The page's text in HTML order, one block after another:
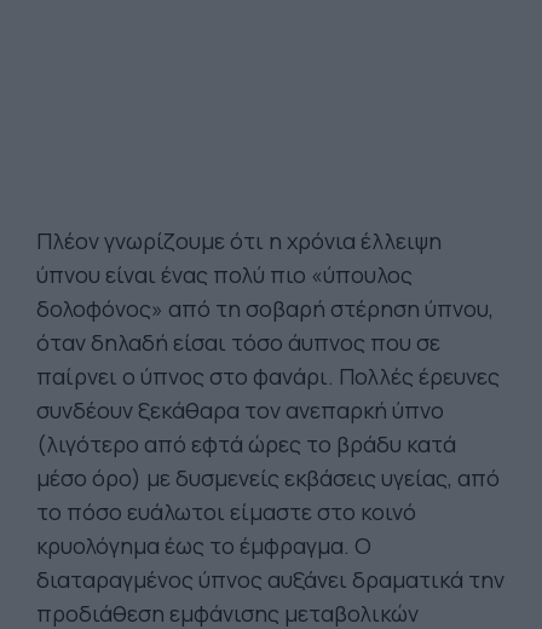
Πλέον γνωρίζουμε ότι η χρόνια έλλειψη
ύπνου είναι ένας πολύ πιο «ύπουλος
δολοφόνος» από τη σοβαρή στέρηση ύπνου,
όταν δηλαδή είσαι τόσο άυπνος που σε
παίρνει ο ύπνος στο φανάρι. Πολλές έρευνες
συνδέουν ξεκάθαρα τον ανεπαρκή ύπνο
(λιγότερο από εφτά ώρες το βράδυ κατά
μέσο όρο) με δυσμενείς εκβάσεις υγείας, από
το πόσο ευάλωτοι είμαστε στο κοινό
κρυολόγημα έως το έμφραγμα. Ο
διαταραγμένος ύπνος αυξάνει δραματικά την
προδιάθεση εμφάνισης μεταβολικών